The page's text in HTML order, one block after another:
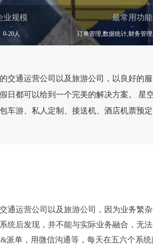
业规模
0-20人
最常用功能
交通运营公司以及旅游公司，以良好
日都可以给到一个完美的解决方案。
车游、私人定制、接送机、酒店机票预定
通运营公司以及旅游公司，因为业务
统后发现，并不能与实际业务融合，无
派单，用微信沟通等，每天在五六个系